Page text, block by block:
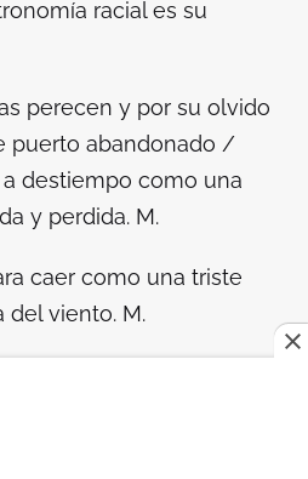
racial es su
perecen y por su olvido
puerto abandonado /
destiempo como una
y perdida. M.
caer como una triste
del viento. M.